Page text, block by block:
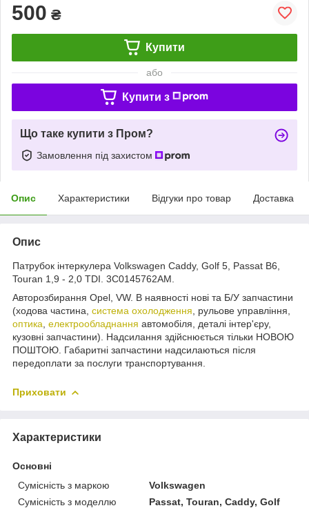
500 ₴
Купити
або
Купити з
Що таке купити з Пром?
Замовлення під захистом
Опис Характеристики Відгуки про товар Доставка
Опис
Патрубок інтеркулера Volkswagen Caddy, Golf 5, Passat B6,
Touran 1,9 - 2,0 TDI. 3C0145762AM.
Авторозбирання Opel, VW. В наявності нові та Б/У запчастини
(ходова частина, система охолодження , рульове управління,
оптика електрообладнання автомобіля, деталі інтер'єру,
кузовні запчастини). Надсилання здійснюється тільки НОВОЮ
ПОШТОЮ. Габаритні запчастини надсилаються після
передоплати за послуги транспортування.
Приховати
Характеристики
Основні
Сумісність з маркою
Volkswagen
Сумісність з моделлю
Passat, Touran, Caddy, Golf